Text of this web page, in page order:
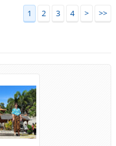
1 2 3 4 > >>